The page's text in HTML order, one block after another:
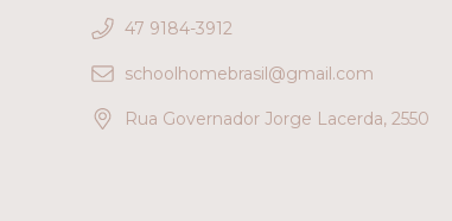
47 9184-3912
schoolhomebrasil@gmail.com
Rua Governador Jorge Lacerda, 2550